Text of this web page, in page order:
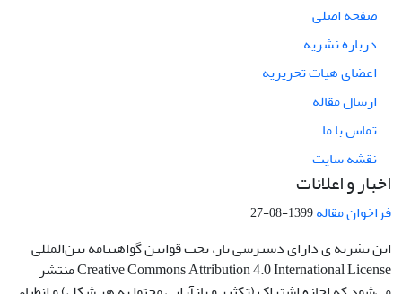
صفحه اصلی
درباره نشریه
اعضای هیات تحریریه
ارسال مقاله
تماس با ما
نقشه سایت
اخبار و اعلانات
فراخوان مقاله1399-08-27
این نشریه ی دارای دسترسی باز، تحت قوانین گواهینامه بین‌المللی
Creative Commons Attribution 4.0 International License منتشر